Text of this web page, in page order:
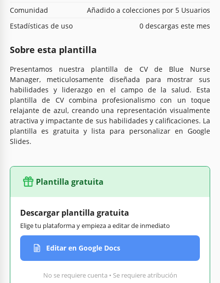
Comunidad
Añadido a colecciones por 5 Usuarios
Estadísticas de uso
0 descargas este mes
Sobre esta plantilla
Presentamos nuestra plantilla de CV de Blue Nurse
Manager, meticulosamente diseñada para mostrar sus
habilidades y liderazgo en el campo de la salud. Esta
plantilla de CV combina profesionalismo con un toque
relajante de azul, creando una representación visualmente
atractiva y impactante de sus habilidades y calificaciones. La
plantilla es gratuita y lista para personalizar en Google
Slides.
Plantilla gratuita
Descargar plantilla gratuita
Elige tu plataforma y empieza a editar de inmediato
Editar en Google Docs
No se requiere cuenta • Se requiere atribución